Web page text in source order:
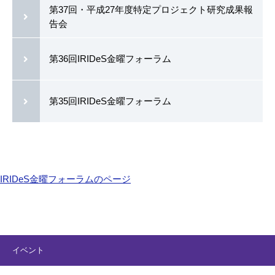
第37回・平成27年度特定プロジェクト研究成果報
告会
第36回IRIDeS金曜フォーラム
第35回IRIDeS金曜フォーラム
IRIDeS金曜フォーラムのページ
イベント